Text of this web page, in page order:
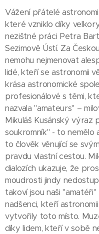
Vážení přátelé
které vzniklo díky
nezištné práci Petra
Sezimově Ústí. Za
nemohu nejmenovat
lidé, kteří se astronomii
krása astronomické
profesionálové s těmi,
nazvala "amateurs" –
Mikuláš Kusánský
soukromník" - to nemělo
to člověk věnující se
pravdu vlastní cestou.
dialozích ukazuje, že
moudrosti jindy
takoví jsou naši
nadšenci, kteří
vytvořily toto místo.
díky lidem, kteří v sobě